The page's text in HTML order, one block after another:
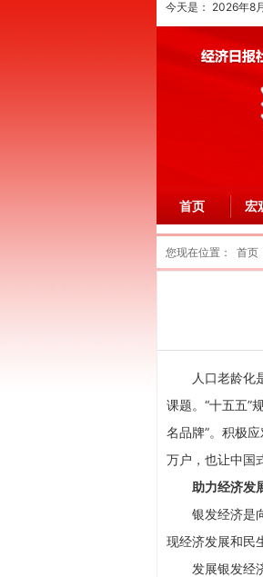
今天是： 2026年8
首页 宏
您现在位置： 首页
人口老龄化
课题。“十五五”
名品牌”。积极
万户，也让中国
助力经济发
银发经济是
现经济发展和民
发展银发经